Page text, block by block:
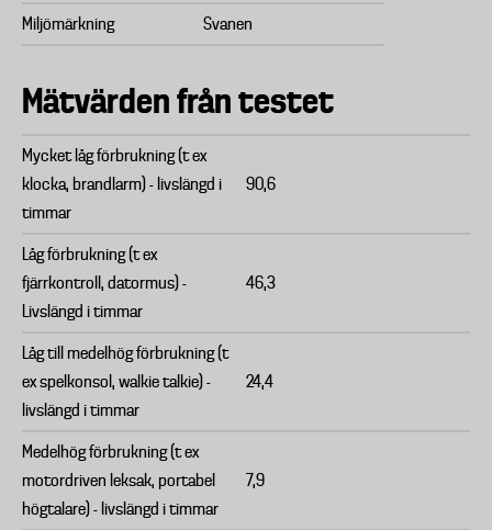
Miljömärkning Svanen
Mätvärden från testet
Mycket låg förbrukning (t ex
klocka, brandlarm) - livslängd i
timmar
90,6
Låg förbrukning (t ex
fjärrkontroll, datormus) -
Livslängd i timmar
46,3
Låg till medelhög förbrukning (t
ex spelkonsol, walkie talkie) -
livslängd i timmar
24,4
Medelhög förbrukning (t ex
motordriven leksak, portabel
högtalare) - livslängd i timmar
7,9